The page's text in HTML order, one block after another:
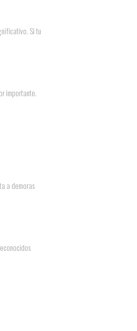
Si tu
importante.
a demoras